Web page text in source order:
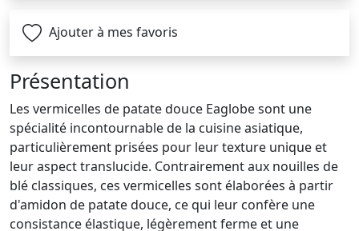
Ajouter à mes favoris
Présentation
Les vermicelles de patate douce Eaglobe sont une
spécialité incontournable de la cuisine asiatique,
particulièrement prisées pour leur texture unique et
leur aspect translucide. Contrairement aux nouilles de
blé classiques, ces vermicelles sont élaborées à partir
d'amidon de patate douce, ce qui leur confère une
consistance élastique, légèrement ferme et une